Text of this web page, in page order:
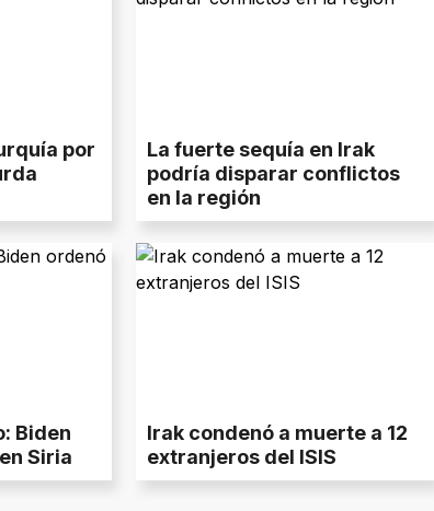
por
La fuerte sequía en Irak
podría disparar conflictos
en la región
Biden
Siria
Irak condenó a muerte a 12
extranjeros del ISIS